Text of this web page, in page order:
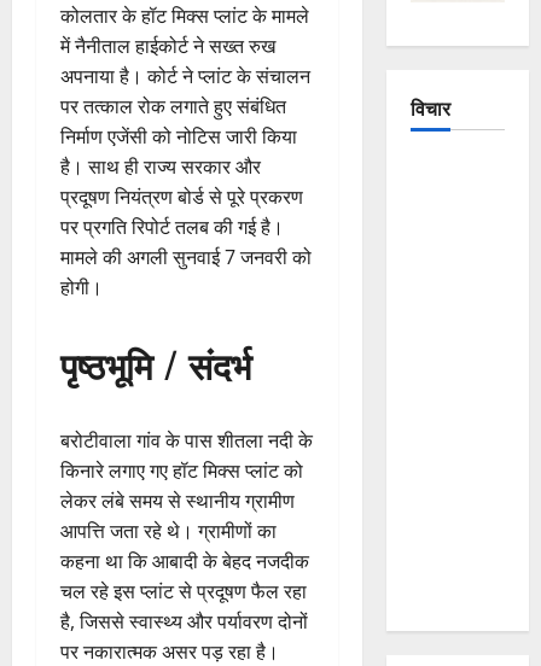
कोलतार के हॉट मिक्स प्लांट के मामले
में नैनीताल हाईकोर्ट ने सख्त रुख
अपनाया है। कोर्ट ने प्लांट के संचालन
पर तत्काल रोक लगाते हुए संबंधित
निर्माण एजेंसी को नोटिस जारी किया
है। साथ ही राज्य सरकार और
प्रदूषण नियंत्रण बोर्ड से पूरे प्रकरण
पर प्रगति रिपोर्ट तलब की गई है।
मामले की अगली सुनवाई 7 जनवरी को
होगी।
पृष्ठभूमि / संदर्भ
बरोटीवाला गांव के पास शीतला नदी के
किनारे लगाए गए हॉट मिक्स प्लांट को
लेकर लंबे समय से स्थानीय ग्रामीण
आपत्ति जता रहे थे। ग्रामीणों का
कहना था कि आबादी के बेहद नजदीक
चल रहे इस प्लांट से प्रदूषण फैल रहा
है, जिससे स्वास्थ्य और पर्यावरण दोनों
पर नकारात्मक असर पड़ रहा है।
विचार